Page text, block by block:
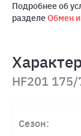
Подробнее об
разделеОбмен и
HF201
Сезон: